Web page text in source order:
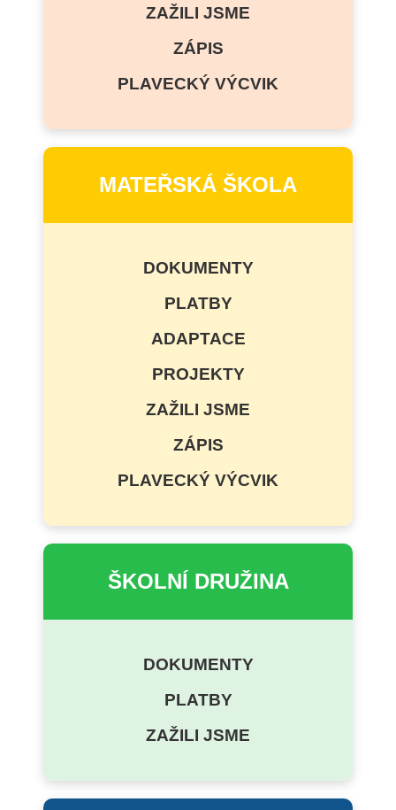
ZAŽILI JSME
ZÁPIS
PLAVECKÝ VÝCVIK
MATEŘSKÁ ŠKOLA
DOKUMENTY
PLATBY
ADAPTACE
PROJEKTY
ZAŽILI JSME
ZÁPIS
PLAVECKÝ VÝCVIK
ŠKOLNÍ DRUŽINA
DOKUMENTY
PLATBY
ZAŽILI JSME